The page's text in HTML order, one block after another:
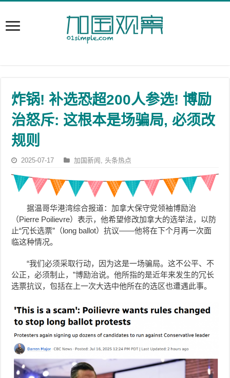
炸锅! 补选恐超200人参选! 博励
治怒斥: 这根本是场骗局, 必须改
规则
2025-07-17 加国新闻 ,头条热点
据温哥华港湾综合报道：加拿大保守党领袖博励治
（Pierre Poilievre）表示，他希望修改加拿大的选举法，以防
止“冗长选票”（long ballot）抗议——他将在下个月再一次面
临这种情况。
“我们必须采取行动，因为这是一场骗局。这不公平、不
公正，必须制止，”博励治说。他所指的是近年来发生的冗长
选票抗议，包括在上一次大选中他所在的选区也遭遇此事。